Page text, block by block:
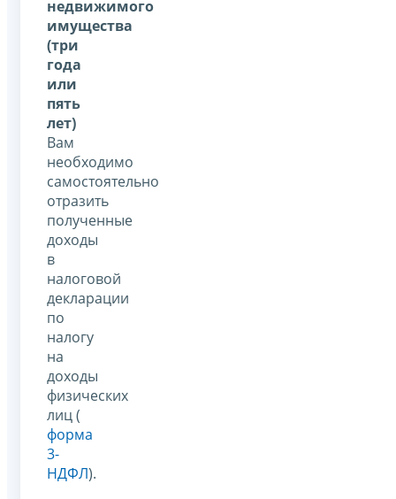
недвижимого
имущества
(три
года
или
пять
лет)
Вам
необходимо
самостоятельно
отразить
полученные
доходы
в
налоговой
декларации
по
налогу
на
доходы
физических
лиц (
форма
3-
НДФЛ).